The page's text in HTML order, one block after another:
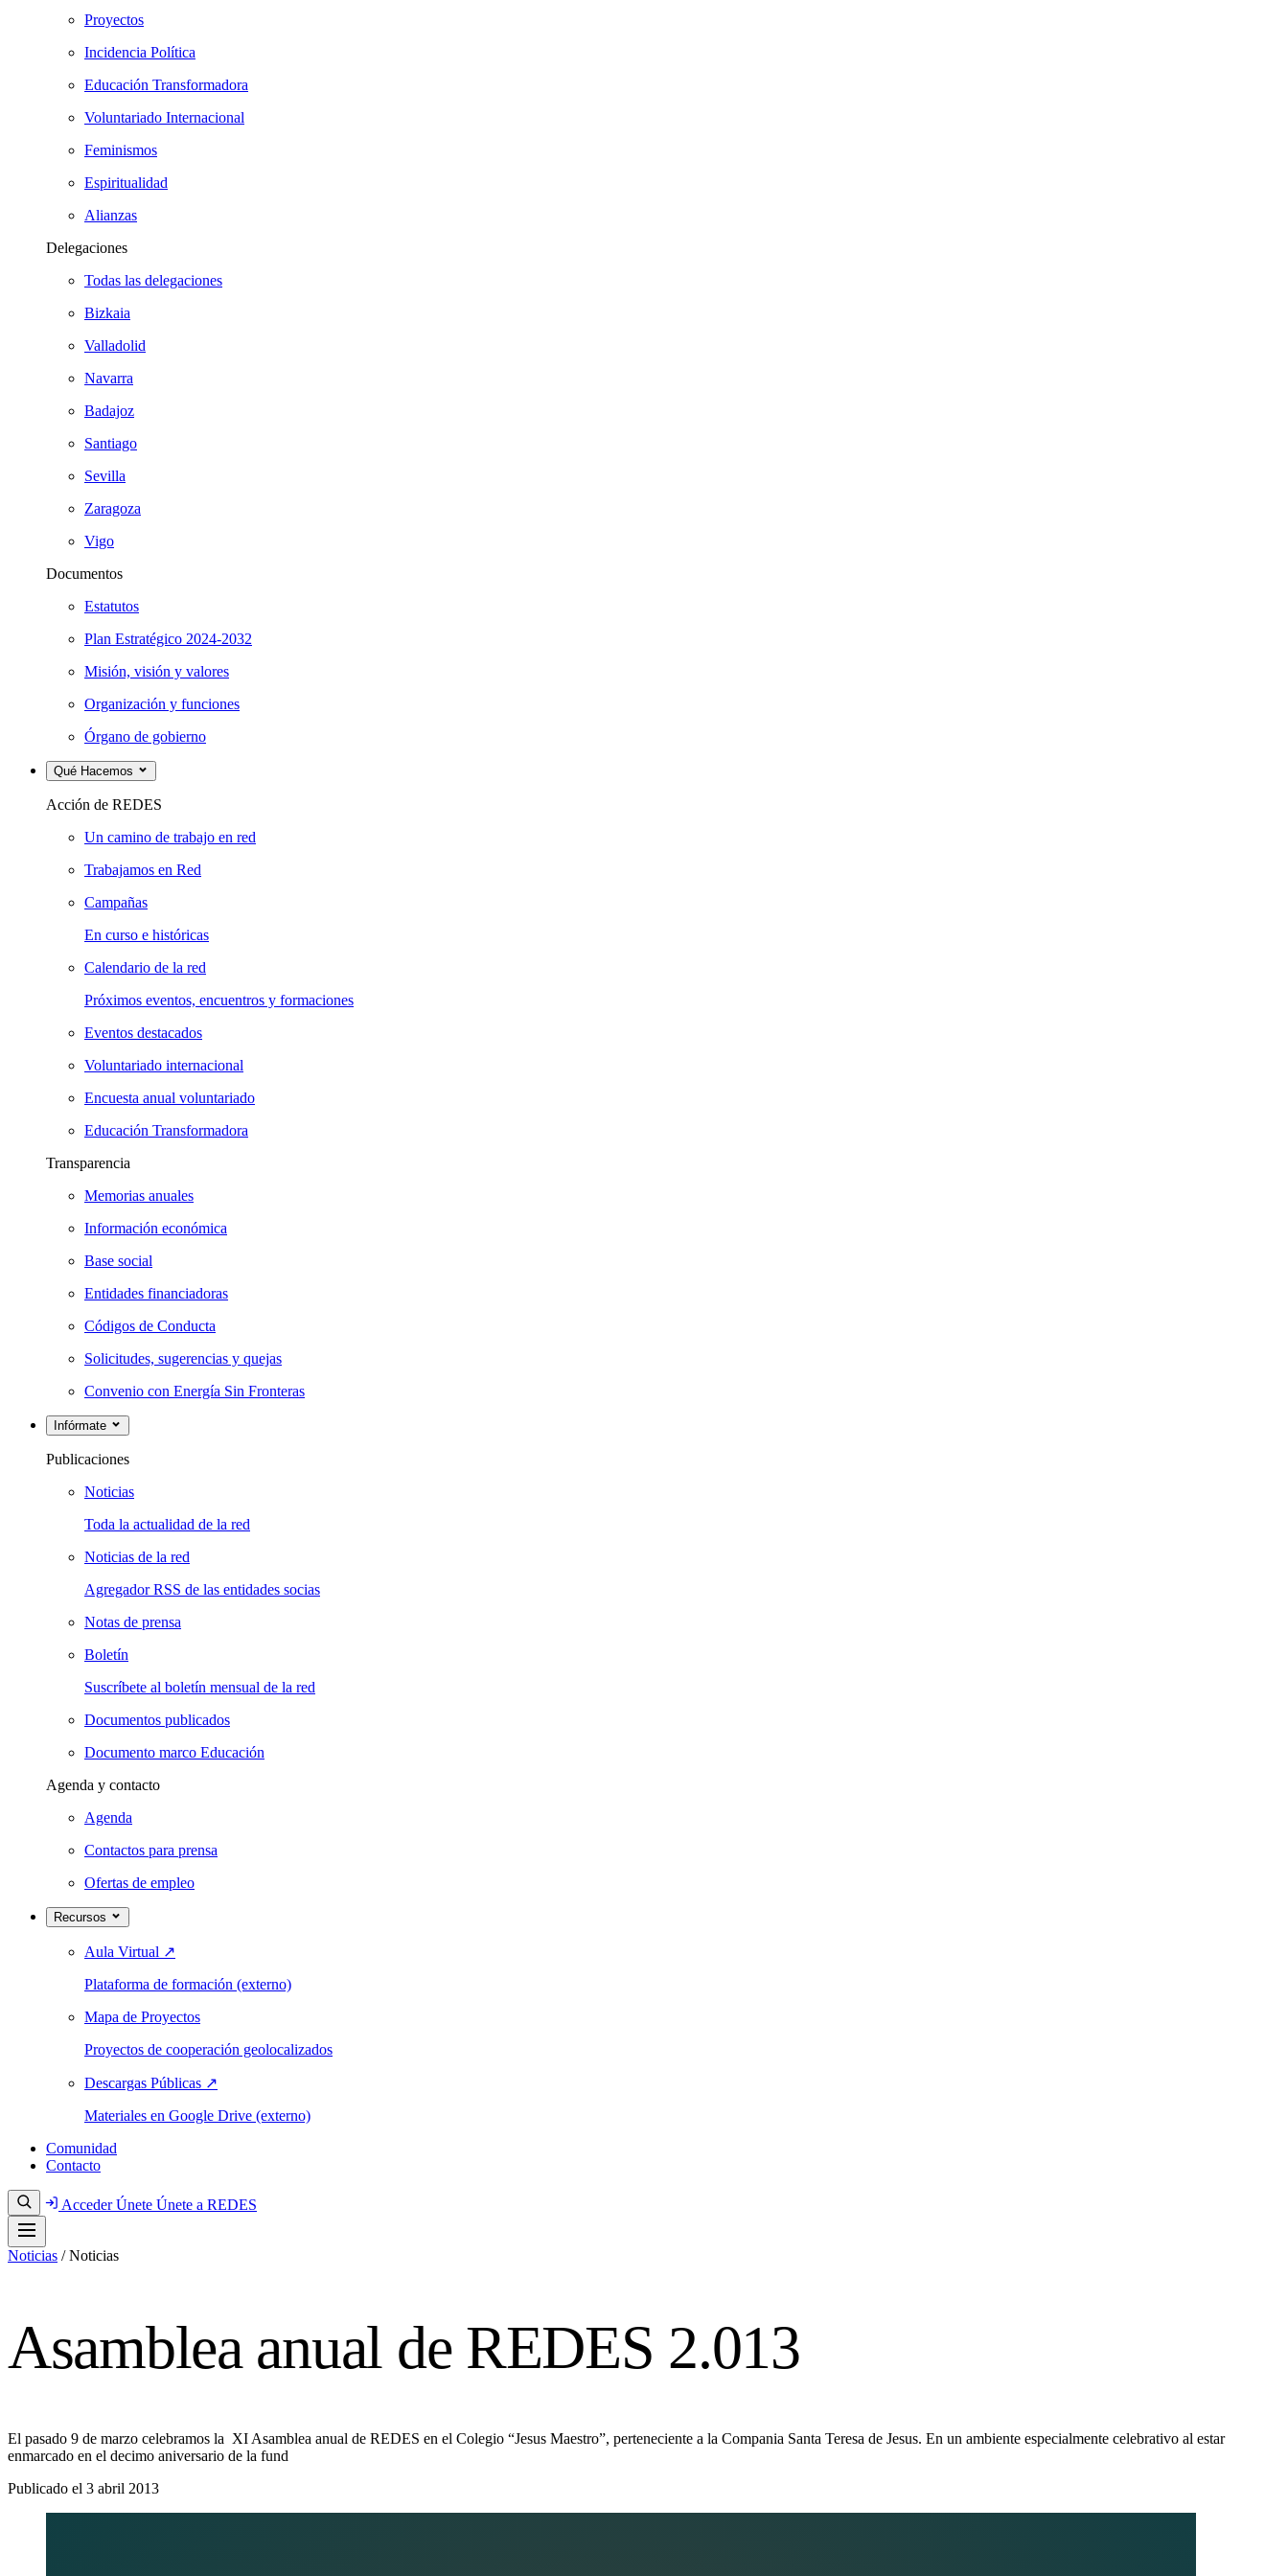
Proyectos
Incidencia Política
Educación Transformadora
Voluntariado Internacional
Feminismos
Espiritualidad
Alianzas
Delegaciones
Todas las delegaciones
Bizkaia
Valladolid
Navarra
Badajoz
Santiago
Sevilla
Zaragoza
Vigo
Documentos
Estatutos
Plan Estratégico 2024-2032
Misión, visión y valores
Organización y funciones
Órgano de gobierno
Qué Hacemos
Acción de REDES
Un camino de trabajo en red
Trabajamos en Red
Campañas
En curso e históricas
Calendario de la red
Próximos eventos, encuentros y formaciones
Eventos destacados
Voluntariado internacional
Encuesta anual voluntariado
Educación Transformadora
Transparencia
Memorias anuales
Información económica
Base social
Entidades financiadoras
Códigos de Conducta
Solicitudes, sugerencias y quejas
Convenio con Energía Sin Fronteras
Infórmate
Publicaciones
Noticias
Toda la actualidad de la red
Noticias de la red
Agregador RSS de las entidades socias
Notas de prensa
Boletín
Suscríbete al boletín mensual de la red
Documentos publicados
Documento marco Educación
Agenda y contacto
Agenda
Contactos para prensa
Ofertas de empleo
Recursos
Aula Virtual ↗
Plataforma de formación (externo)
Mapa de Proyectos
Proyectos de cooperación geolocalizados
Descargas Públicas ↗
Materiales en Google Drive (externo)
Comunidad
Contacto
AccederÚnete Únete a REDES
Noticias / Noticias
Asamblea anual de REDES 2.013
El pasado 9 de marzo celebramos la XI Asamblea anual de REDES en el Colegio “Jesus Maestro”, perteneciente a la Compania Santa Teresa de Jesus. En un ambiente especialmente celebrativo al estar
enmarcado en el decimo aniversario de la fund
Publicado el 3 abril 2013